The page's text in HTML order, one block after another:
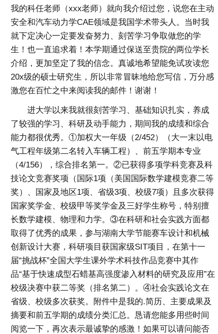
我的科任老师（xxx老师）就向我介绍过您，说您在主动
安全和汽车动力学CAE领域是我国学术带头人。当时我
就下定决心一定要发奋努力、刻苦学习争取做您的学
生！也一直追求着！本学期通过保送至贵院的两位学长
介绍，更加坚定了我的信念。真诚地希望能免试攻读您
20x级的硕士研究生，所以非常冒昧地给您写信，万分感
激您在百忙之中来阅读我的邮件！谢谢！
进大学以来我就很刻苦学习、基础知识扎实，养成
了较强的学习、科研及动手能力，期间我的成绩和综合
能力都很优秀。①加权大一年级（2/452）（大一末以电
气工程年级第二名转入车辆工程）、前五学期本专业
（4/156），综合排名第一。②已获得多项学科竞赛及科
技论文竞赛奖项（国际1项（美国国际数学建模竞赛二等
奖）、国家及地区1项、省级3项、校级7项）且多次获得
国家奖学金、校级甲等奖学金及三好学生称号，特别擅
长数学建模、物理和力学。③在科研和社会实践方面都
取得了优秀的成果，参与湖南大学节能赛车设计和机械
创新设计大赛，科研项目获国家级SIT项目，在第十一
届“挑战杯”全国大学生课外学术科技作品竞赛中其作
品“基于快速成型石蜡基高强度渗入材料的研究及应用”在
校级决赛中获二等奖（排名第二）。④社会实践论文在
省级、校级多次获奖。附件中是我的.简历、主要成果及
摘要和前五学期的成绩分类汇总。恳请您能多用些时间
阅览一下，再次表示最诚挚的感激！如果可以请问能否